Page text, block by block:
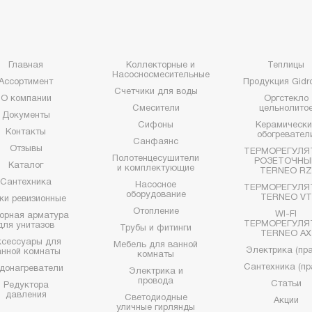
Главная
О компании
Документы
Контакты
Отзывы
Каталог
Сантехника
ревизионные
арматура
унитазов
для
комнаты
Редуктора
давления
Коллекторные и
Насосносмесительные
Счетчики для воды
Смесители
Сифоны
Санфаянс
Полотенцесушители
и комплектующие
Насосное
оборудование
Отопление
Трубы и фитинги
Мебель для ванной
комнаты
Электрика и
провода
Светодиодные
уличные гирлянды
Теплицы
Продукция
Оргстекло
TERNEO RZ
TERNEO VT
WI-FI
TERNEO AX
Электрика
Сантехника
Статьи
Акции